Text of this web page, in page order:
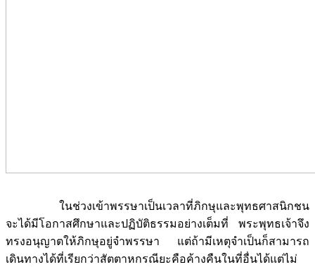
ในช่วงเข้าพรรษาเป็นเวลาที่ภิกษุและพุทธศาสนิกชน
จะได้มีโอกาสศึกษาและปฏิบัติธรรมอย่างเต็มที่ พระพุทธเจ้าจึง
ทรงอนุญาตให้ภิกษุอยู่จำพรรษา แต่ถ้ามีเหตุจำเป็นก็สามารถ
เดินทางได้ที่เรียกว่าสัตตาหกรณียะคือค้างคืนในที่อื่นได้แต่ไม่